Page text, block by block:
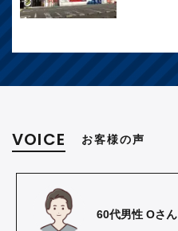
VOICE お客様の声
60代男性 Oさん